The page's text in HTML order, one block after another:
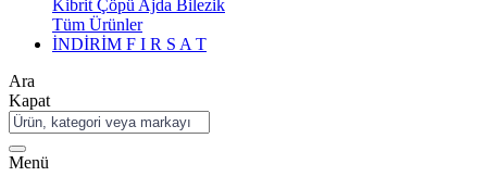
Kibrit Çöpü Ajda Bilezik
Tüm Ürünler
İNDİRİM F I R S A T
Ara
Kapat
Menü